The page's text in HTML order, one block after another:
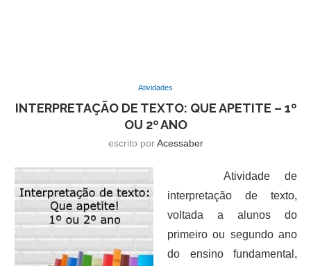
Atividades
INTERPRETAÇÃO DE TEXTO: QUE APETITE – 1º
OU 2º ANO
escrito porAcessaber
Atividade de
interpretação de texto,
voltada a alunos do
primeiro ou segundo ano
do ensino fundamental,